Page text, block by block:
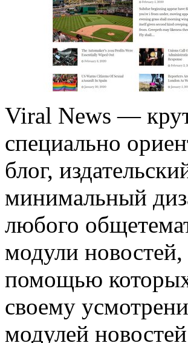
Viral News —
специально
блог,
минимальный
любого
модули
помощью
своему
модулей